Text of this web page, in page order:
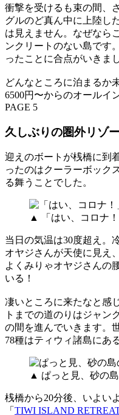
衝撃を受けるも束の間、
グルのど真ん中に上陸し
は見えません。なぜなら
ンクリートのない島です
ったことに合点がいきま
どんなところに泊まるか
6500円〜からのオールイ
PAGE 5
久しぶりの圏外リゾ
迎えのボートが桟橋に到
ったのはクーラーボック
る舞うことでした。
▲ 「はい、コロナ！
当日の気温は30度超え。
オヤジさんが天使に見え
よくみりゃオヤジさんの
いる！
凄いところに来たなと感
トまでの道のりはジャン
の間を進んでいきます。
78種はティウィ諸島にあ
▲ ぱっと見、砂の島
桟橋から20分後、いよい
「 TIWI ISLAND